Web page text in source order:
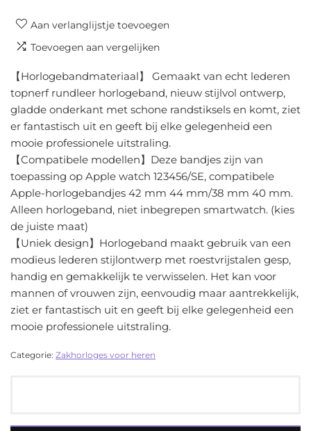
Aan verlanglijstje toevoegen
Toevoegen aan vergelijken
【Horlogebandmateriaal】 Gemaakt van echt lederen
topnerf rundleer horlogeband, nieuw stijlvol ontwerp,
gladde onderkant met schone randstiksels en komt, ziet
er fantastisch uit en geeft bij elke gelegenheid een
mooie professionele uitstraling.
【Compatibele modellen】Deze bandjes zijn van
toepassing op Apple watch 123456/SE, compatibele
Apple-horlogebandjes 42 mm 44 mm/38 mm 40 mm.
Alleen horlogeband, niet inbegrepen smartwatch. (kies
de juiste maat)
【Uniek design】Horlogeband maakt gebruik van een
modieus lederen stijlontwerp met roestvrijstalen gesp,
handig en gemakkelijk te verwisselen. Het kan voor
mannen of vrouwen zijn, eenvoudig maar aantrekkelijk,
ziet er fantastisch uit en geeft bij elke gelegenheid een
mooie professionele uitstraling.
Categorie: Zakhorloges voor heren